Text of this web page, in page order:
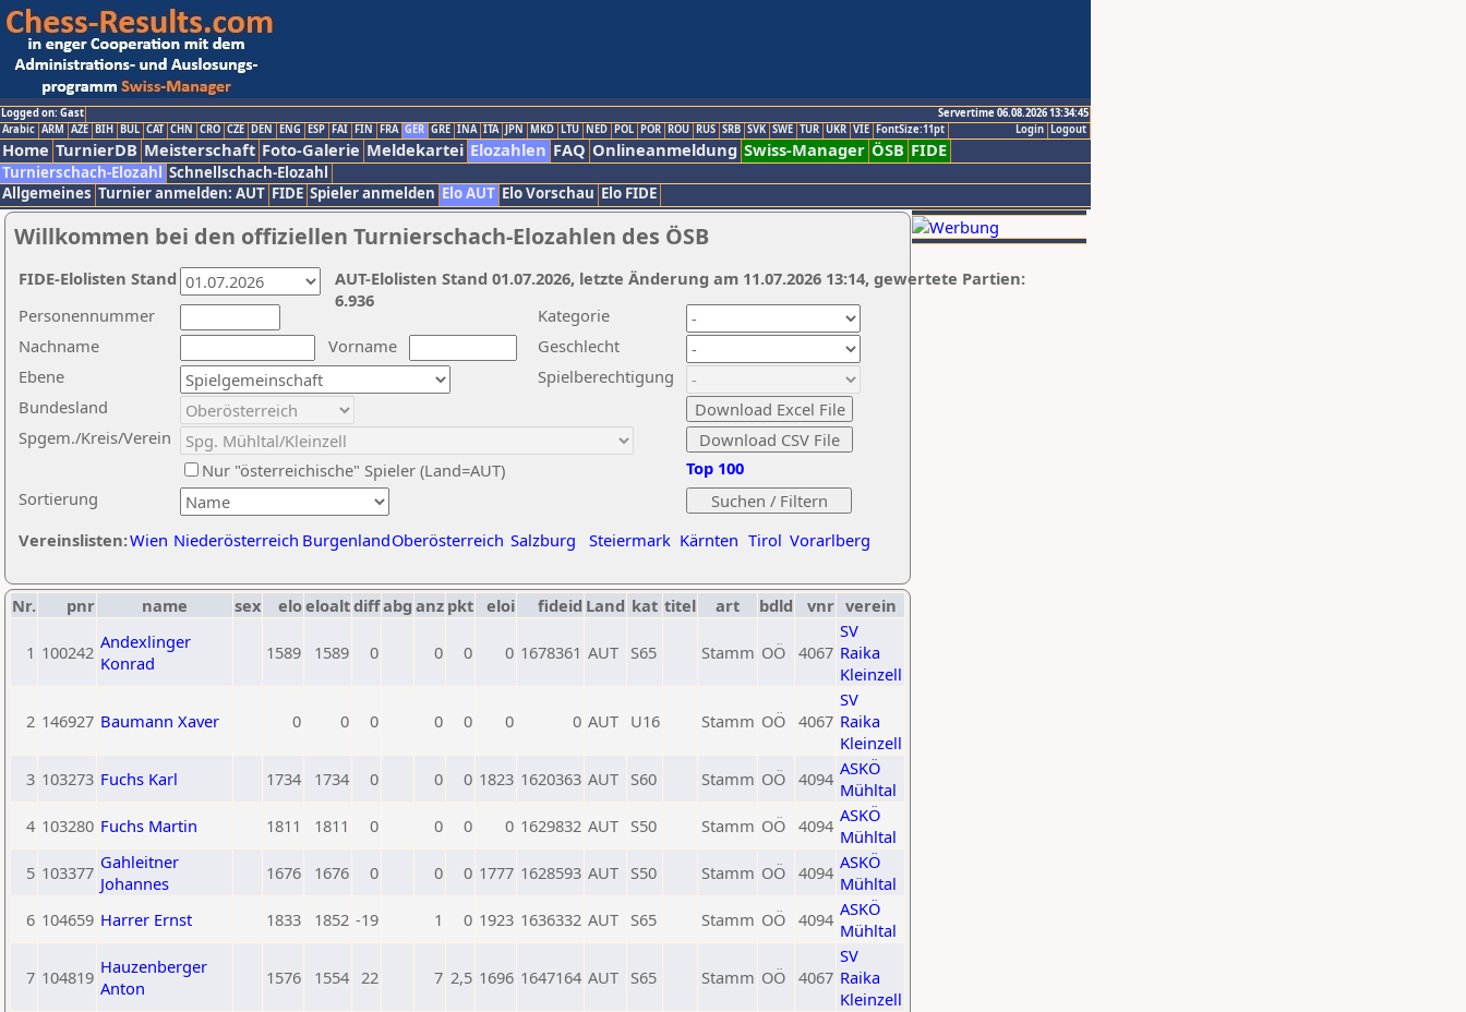
Logged on: Gast
Servertime 06.08.2026 13:34:45
Logout
Login
Arabic ARM AZE BIH BUL CAT CHN CRO CZE DEN ENG ESP FAI FIN FRA GER GRE INA ITA JPN MKD LTU NED POL POR ROU RUS SRB SVK SWE TUR UKR VIE FontSize:11pt
Home TurnierDB Meisterschaft Foto-Galerie Meldekartei Elozahlen FAQ Onlineanmeldung Swiss-Manager ÖSB FIDE
Turnierschach-Elozahl Schnellschach-Elozahl
Allgemeines Turnier anmelden: AUT FIDE Spieler anmelden Elo AUT Elo Vorschau Elo FIDE
Willkommen bei den offiziellen Turnierschach-Elozahlen des ÖSB
Nachname
Vorname
Ebene
Kategorie
Sortierung
Personennummer
Bundesland
Spgem./Kreis/Verein
Geschlecht
Nur "österreichische" Spieler (Land=AUT)
Spielberechtigung
Vereinslisten:Wien Niederösterreich BurgenlandOberösterreich Salzburg Steiermark Kärnten Tirol Vorarlberg
Top 100
AUT-Elolisten Stand 01.07.2026, letzte Änderung am 11.07.2026 13:14, gewertete Partien:
6.936
FIDE-Elolisten Stand
Nr. pnr name sex eloeloaltdiffabg anz pkt eloi fideid Land kat titel art bdld vnr verein
1 100242 Andexlinger
Konrad
1589 1589 0 0 0 0 1678361 AUT S65 Stamm OÖ 4067
SV
Raika
Kleinzell
2 146927 Baumann Xaver 0 0 0 0 0 0 0 AUT U16 Stamm OÖ 4067
SV
Raika
Kleinzell
3 103273 Fuchs Karl 1734 1734 0 0 0 1823 1620363 AUT S60 Stamm OÖ 4094 ASKÖ
Mühltal
4 103280 Fuchs Martin 1811 1811 0 0 0 0 1629832 AUT S50 Stamm OÖ 4094 ASKÖ
Mühltal
5 103377 Gahleitner
Johannes
1676 1676 0 0 0 1777 1628593 AUT S50 Stamm OÖ 4094 ASKÖ
Mühltal
6 104659 Harrer Ernst 1833 1852 -19 1 0 1923 1636332 AUT S65 Stamm OÖ 4094 ASKÖ
Mühltal
7 104819 Hauzenberger
Anton
1576 1554 22 7 2,5 1696 1647164 AUT S65 Stamm OÖ 4067
SV
Raika
Kleinzell